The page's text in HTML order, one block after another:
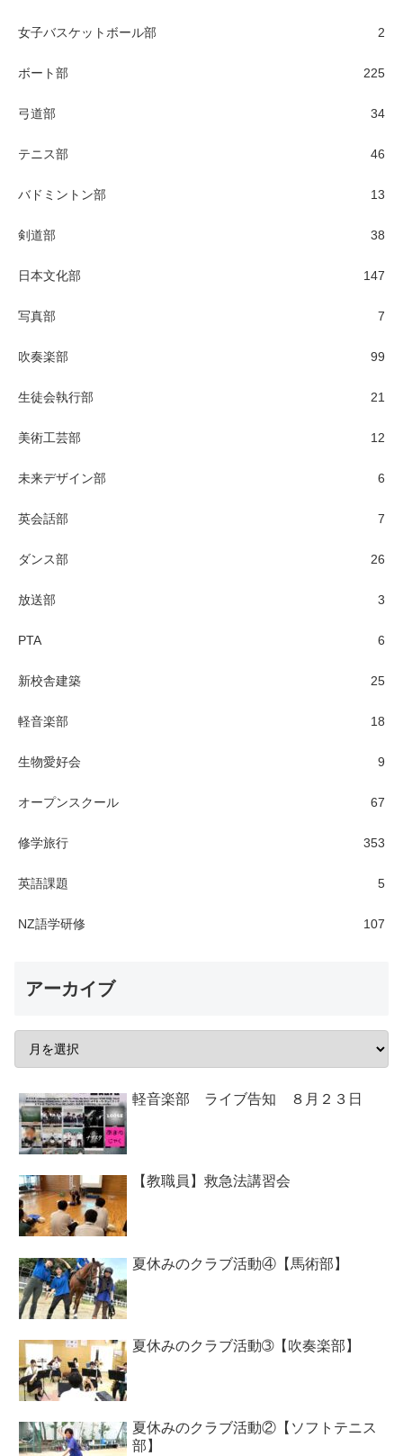
女子バスケットボール部 2
ボート部 225
弓道部 34
テニス部 46
バドミントン部 13
剣道部 38
日本文化部 147
写真部 7
吹奏楽部 99
生徒会執行部 21
美術工芸部 12
未来デザイン部 6
英会話部 7
ダンス部 26
放送部 3
PTA 6
新校舎建築 25
軽音楽部 18
生物愛好会 9
オープンスクール 67
修学旅行 353
英語課題 5
NZ語学研修 107
アーカイブ
軽音楽部 ライブ告知 ８月２３日
【教職員】救急法講習会
夏休みのクラブ活動④【馬術部】
夏休みのクラブ活動➂【吹奏楽部】
夏休みのクラブ活動②【ソフトテニス
部】